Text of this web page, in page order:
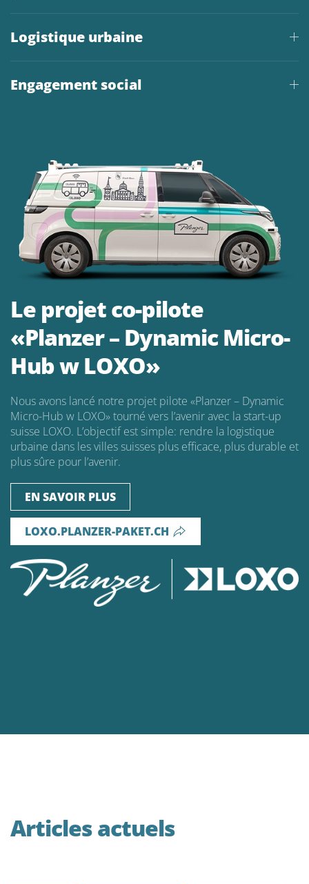
Logistique urbaine
Engagement social
Le projet co-pilote
«Planzer – Dynamic Micro-
Hub w LOXO»
Nous avons lancé notre projet pilote «Planzer – Dynamic
Micro-Hub w LOXO» tourné vers l’avenir avec la start-up
suisse LOXO. L’objectif est simple: rendre la logistique
urbaine dans les villes suisses plus efficace, plus durable et
plus sûre pour l’avenir.
EN SAVOIR PLUS
LOXO.PLANZER-PAKET.CH
Articles actuels